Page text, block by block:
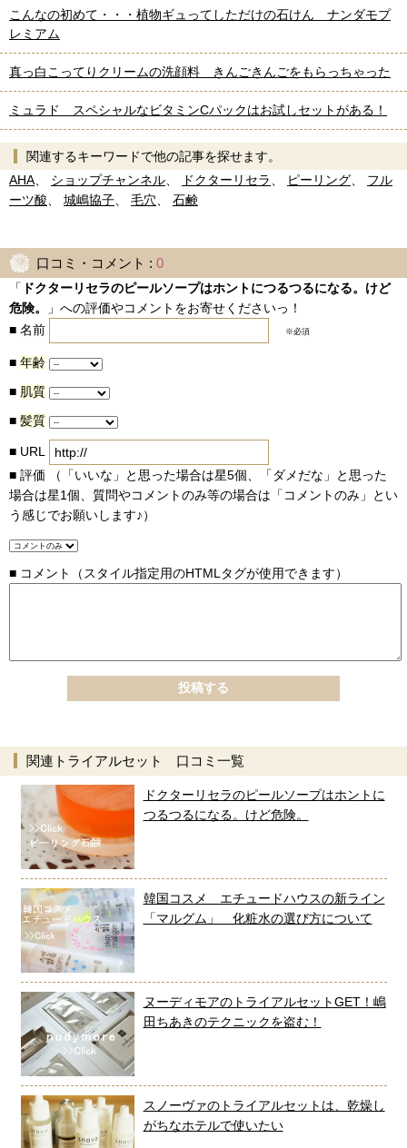
こんなの初めて・・・植物ギュってしただけの石けん ナンダモプ
レミアム
真っ白こってりクリームの洗顔料 きんごきんごをもらっちゃった
ミュラド スペシャルなビタミンCパックはお試しセットがある！
関連するキーワードで他の記事を探せます。
AHA、 ショップチャンネル、 ドクターリセラ、 ピーリング、 フル
ーツ酸、 城嶋協子、 毛穴、 石鹸
口コミ・コメント : 0
「 ドクターリセラのピールソープはホントにつるつるになる。けど
危険。
」への評価やコメントをお寄せくださいっ！
■ 名前 ※必須
■ 年齢
■ 肌質
■ 髪質
■ URL
■ 評価 （「いいな」と思った場合は星5個、「ダメだな」と思った
場合は星1個、質問やコメントのみ等の場合は「コメントのみ」とい
う感じでお願いします♪）
■ コメント （スタイル指定用のHTMLタグが使用できます）
関連トライアルセット 口コミ一覧
ドクターリセラのピールソープはホントに
つるつるになる。けど危険。
韓国コスメ エチュードハウスの新ライン
「マルグム」 化粧水の選び方について
ヌーディモアのトライアルセットGET！嶋
田ちあきのテクニックを盗む！
スノーヴァのトライアルセットは、乾燥し
がちなホテルで使いたい